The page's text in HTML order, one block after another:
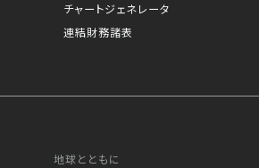
チャートジェネレータ
連結財務諸表
地球とともに